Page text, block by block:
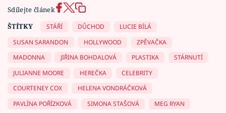
Sdílejte článek
ŠTÍTKY
STÁŘÍ DŮCHOD
LUCIE BÍLÁ
SUSAN SARANDON
HOLLYWOOD
ZPĚVAČKA
MADONNA
JIŘINA BOHDALOVÁ PLASTIKA
STÁRNUTÍ
JULIANNE MOORE
HEREČKA
CELEBRITY
COURTENEY COX
HELENA VONDRÁČKOVÁ
PAVLÍNA POŘÍZKOVÁ
SIMONA STAŠOVÁ
MEG RYAN